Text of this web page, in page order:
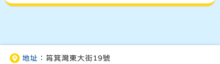
地址： 筲箕灣東大街19號